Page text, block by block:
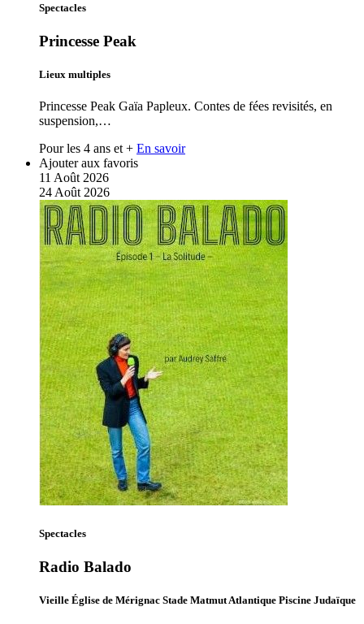
Spectacles
Princesse Peak
Lieux multiples
Princesse Peak Gaïa Papleux. Contes de fées revisités, en
suspension,…
Pour les 4 ans et + En savoir
Ajouter aux favoris
11 Août 2026
24 Août 2026
Spectacles
Radio Balado
Vieille Église de Mérignac Stade Matmut Atlantique Piscine Judaïque